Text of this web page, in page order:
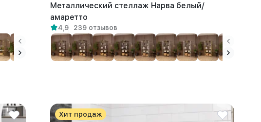
Металлический стеллаж Нарва белый/
амаретто
4,9 239 отзывов
Хит продаж